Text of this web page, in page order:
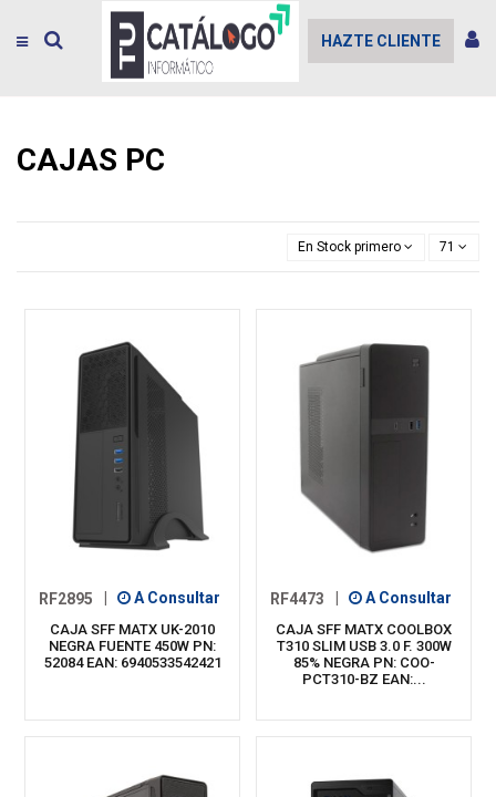
HAZTE CLIENTE
CAJAS PC
En Stock primero 71
RF2895 A Consultar
CAJA SFF MATX UK-2010
NEGRA FUENTE 450W PN:
52084 EAN: 6940533542421
RF4473 A Consultar
CAJA SFF MATX COOLBOX
T310 SLIM USB 3.0 F. 300W
85% NEGRA PN: COO-
PCT310-BZ EAN:...